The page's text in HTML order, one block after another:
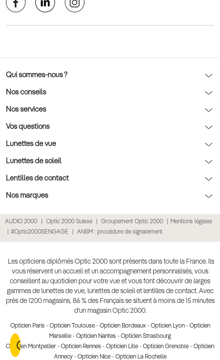
Qui sommes-nous ?
Notre charte déontologique
AFNOR Certification
Rendez-vous prévision
Nos conseils
Nos conseils lunettes
Nos conseils lentilles
Nos conseils enfants
Nos conseils santé visuelle
Tout savoir sur nos verres
Nos services
Optic 2000 à domicile
Le contrôle de la vue chez votre opticien
L'entretien de votre équipement
La prise de rendez-vous en ligne
Point expert basse vision
Click & collect : Livraison gratuite en magasin
Vos questions
Politique cookies
Conditions générales de vente
Politique de confidentialité des données
Retours et remboursements
Lunettes de vue
Lunettes de vue
Lunettes de vue homme
Lunettes de vue femme
Lunettes de vue Gucci
Lunettes de vue Chloé
Lunettes de vue Burberry
Lunettes de vue à partir de 30€
Lunettes de soleil
Lunettes de soleil
Lunettes de soleil homme
Lunettes de soleil enfant
Lunettes de soleil pas chères
Lunettes de soleil Ray-Ban
Lunettes de soleil Prada
Lunettes de soleil Gucci
Lentilles de contact
Lentilles de contact
Lentilles de couleur
Lentille de nuit
Lentilles mensuelles ou bimensuelles
Nos marques
Lunettes Prada
Lunettes Guess
Lunettes Chloé
Lunettes Versace
AUDIO 2000 Optic 2000 Suisse Groupement Optic 2000
Mentions légales
#Optic2000SENGAGE
ANSM : procédure de signalement
Les opticiens diplômés Optic 2000 sont présents dans toute la France. Ils
vous réservent un accueil et un accompagnement personnalisés, vous
conseillent au quotidien pour votre vue et vous font découvrir de larges
gammes de lunettes de vue, lunettes de soleil et lentilles de contact. Avec
près de 1200 magasins, 86 % des Français se situent à moins de 15 minutes
d’un magasin Optic 2000.
Opticien Paris - Opticien Toulouse- Opticien Bordeaux- Opticien Lyon- Opticien
Marseille - Opticien Nantes - Opticien Strasbourg
Opticien Montpellier - Opticien Rennes - Opticien Lille - Opticien Grenoble - Opticien
Annecy- Opticien Nice- Opticien La Rochelle